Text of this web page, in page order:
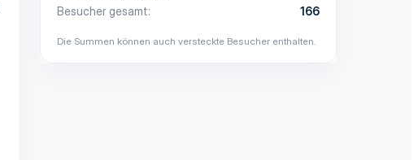
Besucher gesamt
166
Die Summen können auch versteckte Besucher enthalten.